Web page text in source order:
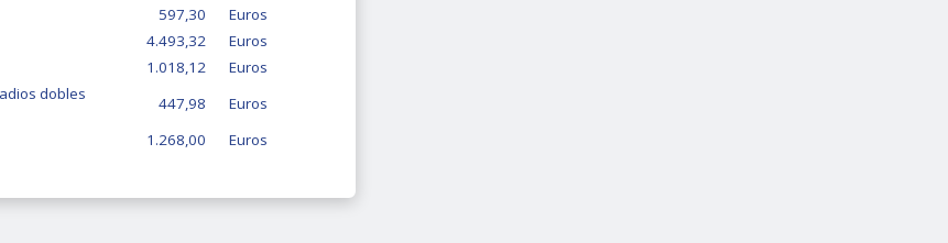
597,30
Euros
4.493,32
Euros
1.018,12
Euros
dobles
447,98
Euros
1.268,00 Euros